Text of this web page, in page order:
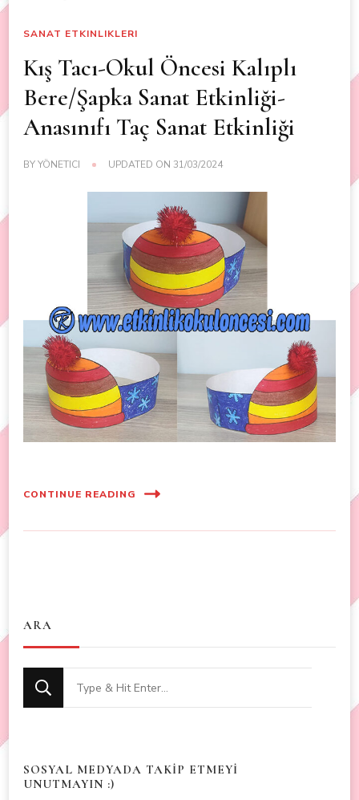
SANAT ETKINLIKLERI
Kış Tacı-Okul Öncesi Kalıplı
Bere/Şapka Sanat Etkinliği-
Anasınıfı Taç Sanat Etkinliği
BYYÖNETICI UPDATED ON 31/03/2024
CONTINUE READING
ARA
Looking
for
SOSYAL MEDYADA TAKİP ETMEYİ
UNUTMAYIN :)